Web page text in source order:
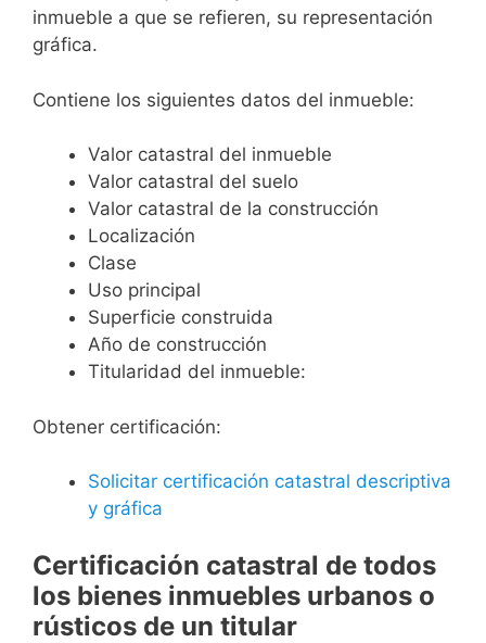
inmueble a que se refieren, su representación
gráfica.
Contiene los siguientes datos del inmueble:
Valor catastral del inmueble
Valor catastral del suelo
Valor catastral de la construcción
Localización
Clase
Uso principal
Superficie construida
Año de construcción
Titularidad del inmueble:
Obtener certificación:
Solicitar certificación catastral descriptiva
y gráfica
Certificación catastral de todos
los bienes inmuebles urbanos o
rústicos de un titular